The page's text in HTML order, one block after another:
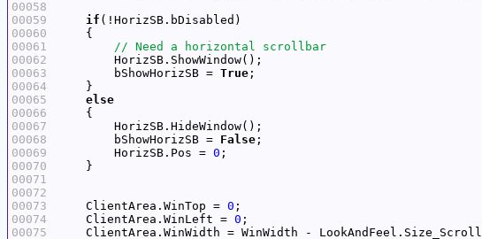
00058
00059
00060
00061
00062
00063
00064
00065
00066
00067
00068
00069
00070
00071
00072
00073
00074
00075
if
        bShowHorizSB =
True
else
        bShowHorizSB =
False
        HorizSB.Pos =
0
    ClientArea.WinTop =
0
    ClientArea.WinLeft =
0